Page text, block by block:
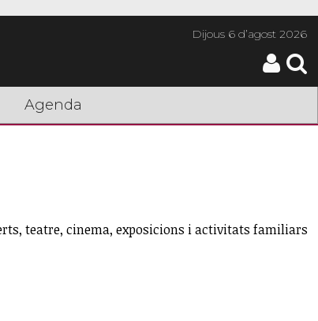
Dijous6 d’agost 2026
Agenda
teatre, cinema, exposicions i activitats familiars